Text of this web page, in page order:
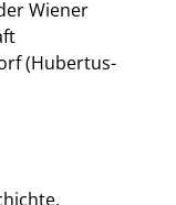
Wiener
(Hubertus-